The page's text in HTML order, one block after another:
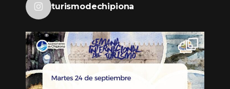
turismodechipiona